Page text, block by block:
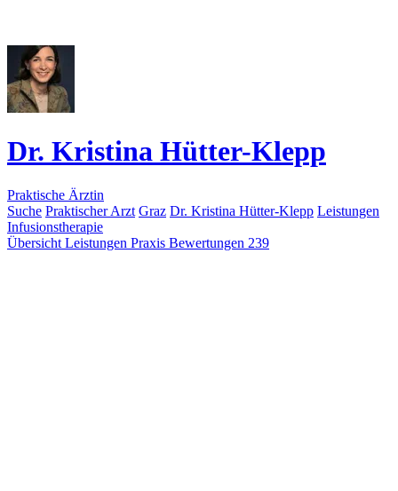
Dr. Kristina Hütter-Klepp
Praktische Ärztin
Suche Praktischer Arzt Graz Dr. Kristina Hütter-Klepp Leistungen
Infusionstherapie
Übersicht Leistungen Praxis Bewertungen 239